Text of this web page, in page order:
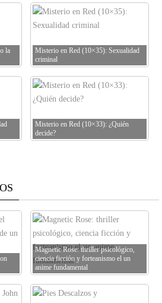
la
Misterio en Red (10×35): Sexualidad
criminal
Misterio en Red (10×33): ¿Quién
decide?
Magnetic Rose: thriller psicológico,
ciencia ficción y forteanismo el un
anime fundamental